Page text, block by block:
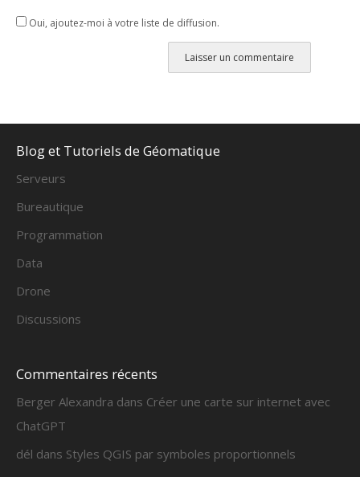
Oui, ajoutez-moi à votre liste de diffusion.
Blog et Tutoriels de Géomatique
Serveurs
Bureautique
Programmation
Data
Drone
Discussions
Commentaires récents
Berger Alexandra dans Créer une carte sur internet avec
ChatGPT
dél dans Styles QGIS par symboles proportionnels